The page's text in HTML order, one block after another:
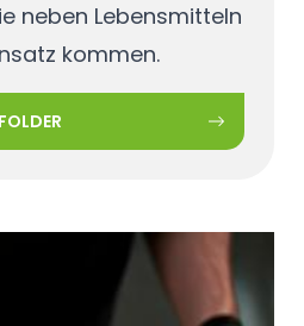
neben Lebensmitteln
kommen.